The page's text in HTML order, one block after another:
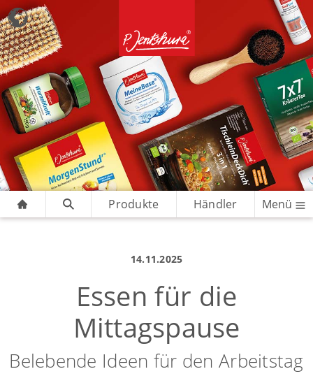
Produkte Händler Menü
14.11.2025
Essen für die
Mittagspause
Belebende Ideen für den Arbeitstag